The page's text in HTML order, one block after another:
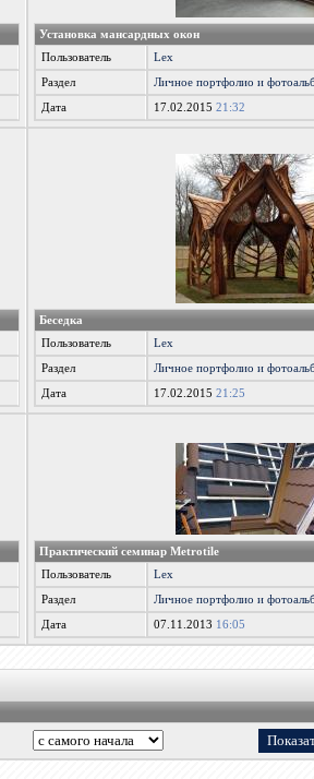
Установка мансардных окон
Пользователь
Lex
Раздел Личное портфолио и
Дата 17.02.201521:32
Беседка
Пользователь
Lex
Раздел Личное портфолио и
Дата 17.02.201521:25
Практический семинар Metrotile
Пользователь
Lex
Раздел Личное портфолио и
Дата 07.11.2013 16:05